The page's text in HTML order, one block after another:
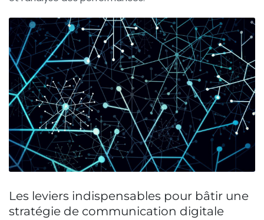
Les leviers indispensables pour bâtir une
stratégie de communication digitale